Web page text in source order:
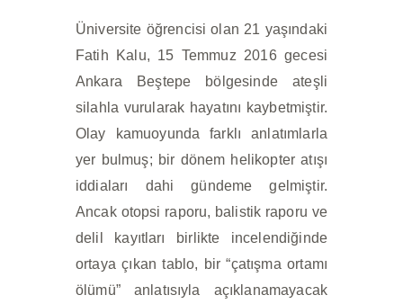
Üniversite öğrencisi olan 21 yaşındaki
Fatih Kalu, 15 Temmuz 2016 gecesi
Ankara Beştepe bölgesinde ateşli
silahla vurularak hayatını kaybetmiştir.
Olay kamuoyunda farklı anlatımlarla
yer bulmuş; bir dönem helikopter atışı
iddiaları dahi gündeme gelmiştir.
Ancak otopsi raporu, balistik raporu ve
delil kayıtları birlikte incelendiğinde
ortaya çıkan tablo, bir “çatışma ortamı
ölümü” anlatısıyla açıklanamayacak